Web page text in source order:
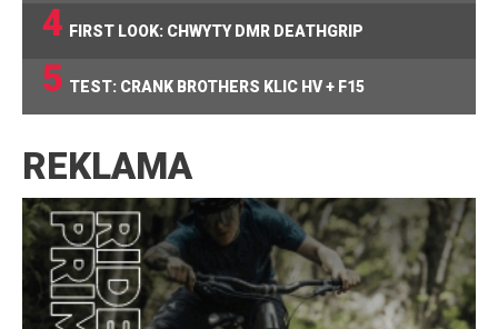
4 FIRST LOOK: CHWYTY DMR DEATHGRIP
5 TEST: CRANK BROTHERS KLIC HV + F15
REKLAMA